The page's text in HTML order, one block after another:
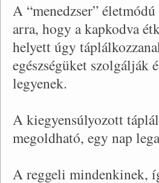
A “menedzser”
arra, hogy a kapkodva
helyett úgy
egészségüket szolgálják
legyenek.
A kiegyensúlyozott
megoldható, egy nap
A reggeli mindenkinek,